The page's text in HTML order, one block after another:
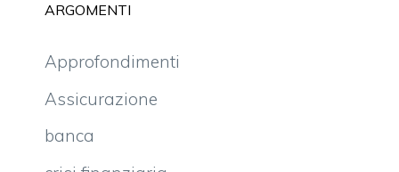
ARGOMENTI
Approfondimenti
Assicurazione
banca